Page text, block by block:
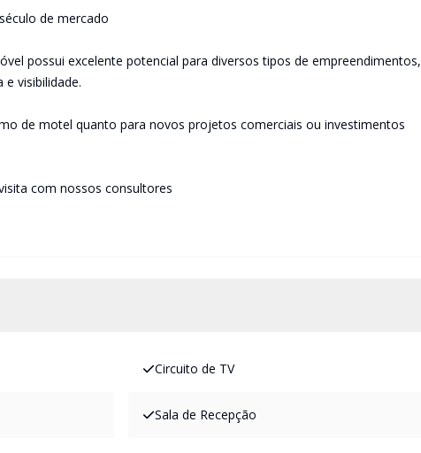
de mercado
possui excelente potencial para diversos tipos de empreendimentos,
visibilidade.
de motel quanto para novos projetos comerciais ou investimentos
com nossos consultores
Circuito de TV
Sala de Recepção